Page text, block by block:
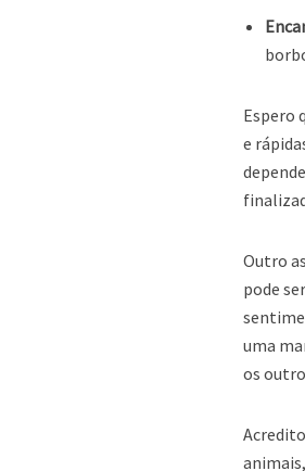
Espero
e
Outro
pode
uma
os